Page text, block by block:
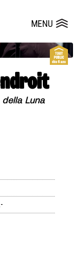
MENU
de dossiers
Luna